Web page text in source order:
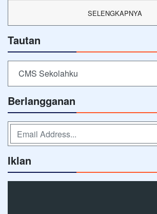
SELENGKAPNYA
Tautan
CMS Sekolahku
Berlangganan
Iklan